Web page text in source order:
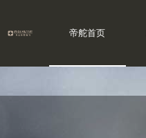
帝舵首页